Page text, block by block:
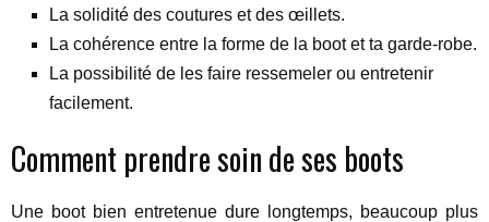
La solidité des coutures et des œillets.
La cohérence entre la forme de la boot et ta garde-robe.
La possibilité de les faire ressemeler ou entretenir
facilement.
Comment prendre soin de ses boots
Une boot bien entretenue dure longtemps, beaucoup plus